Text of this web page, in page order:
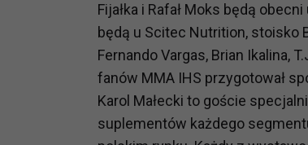
Fijałka i Rafał Moks będą
będą u Scitec Nutrition, stoisko
Fernando Vargas, Brian Ikalina,
fanów MMA IHS przygotował
Karol Małecki to goście
suplementów każdego